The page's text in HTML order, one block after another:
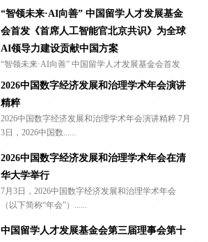
“智领未来·AI向善” 中国留学人才发展基金
会首发《首席人工智能官北京共识》为全球
AI领导力建设贡献中国方案
“智领未来·AI向善” 中国留学人才发展基金会首发
2026中国数字经济发展和治理学术年会演讲
精粹
2026中国数字经济发展和治理学术年会演讲精粹 7月
3日，2026中国数......
2026中国数字经济发展和治理学术年会在清
华大学举行
7月3日，2026中国数字经济发展和治理学术年会
（以下简称“年会”）......
中国留学人才发展基金会第三届理事会第十